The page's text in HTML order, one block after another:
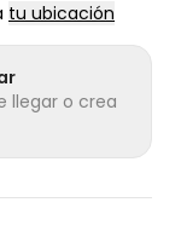
tu ubicación
llegar o crea